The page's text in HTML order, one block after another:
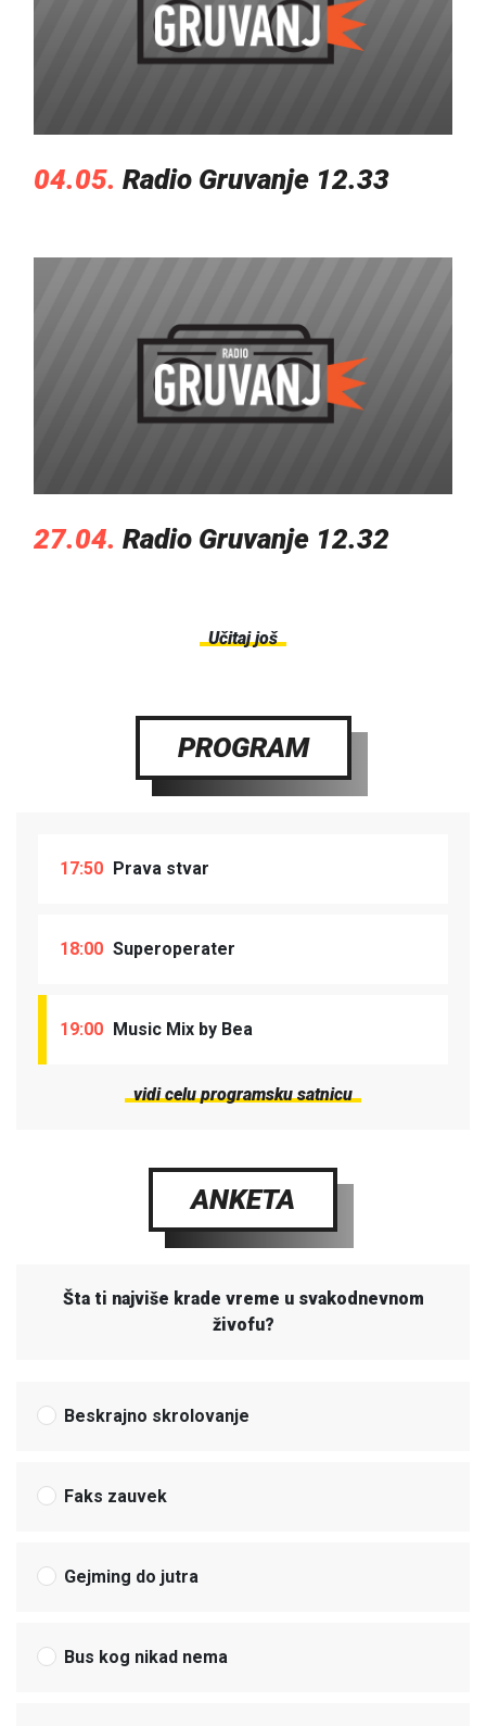
04.05. Radio Gruvanje 12.33
27.04. Radio Gruvanje 12.32
Učitaj još
PROGRAM
17:50 Prava stvar
18:00 Superoperater
19:00 Music Mix by Bea
vidi celu programsku satnicu
ANKETA
Šta ti najviše krade vreme u svakodnevnom
živofu?
Beskrajno skrolovanje
Faks zauvek
Gejming do jutra
Bus kog nikad nema